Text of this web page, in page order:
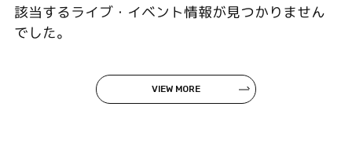
該当するライブ・イベント情報が見つかりません
でした。
VIEW MORE